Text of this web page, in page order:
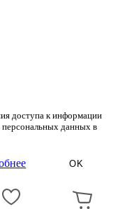
доступа к информации
данных в
OK